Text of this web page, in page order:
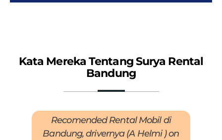
Kata Mereka Tentang Surya Rental
Bandung
Recomended Rental Mobil di
Bandung, drivernya (A Helmi ) on